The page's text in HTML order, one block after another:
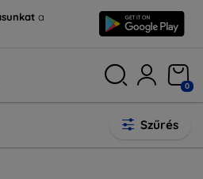
a
0
Szűrés